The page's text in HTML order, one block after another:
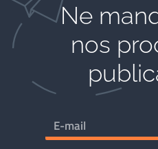
Ne
nos